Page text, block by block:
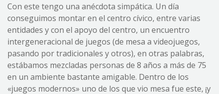
Con este tengo una anécdota simpática. Un día
conseguimos montar en el centro cívico, entre varias
entidades y con el apoyo del centro, un encuentro
intergeneracional de juegos (de mesa a videojuegos,
pasando por tradicionales y otros), en otras palabras,
estábamos mezcladas personas de 8 años a más de 75
en un ambiente bastante amigable. Dentro de los
«juegos modernos» uno de los que vio mesa fue este, ¡y